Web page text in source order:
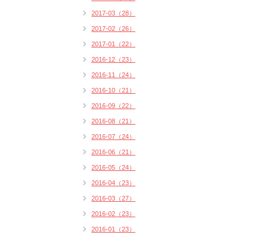
2017-03（28）
2017-02（26）
2017-01（22）
2016-12（23）
2016-11（24）
2016-10（21）
2016-09（22）
2016-08（21）
2016-07（24）
2016-06（21）
2016-05（24）
2016-04（23）
2016-03（27）
2016-02（23）
2016-01（23）